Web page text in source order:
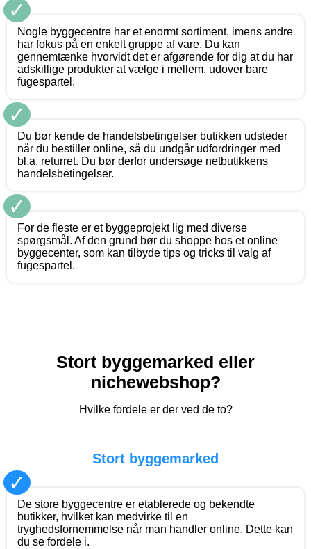
✓
Nogle byggecentre har et enormt sortiment, imens andre
har fokus på en enkelt gruppe af vare. Du kan
gennemtænke hvorvidt det er afgørende for dig at du har
adskillige produkter at vælge i mellem, udover bare
fugespartel.
✓
Du bør kende de handelsbetingelser butikken udsteder
når du bestiller online, så du undgår udfordringer med
bl.a. returret. Du bør derfor undersøge netbutikkens
handelsbetingelser.
✓
For de fleste er et byggeprojekt lig med diverse
spørgsmål. Af den grund bør du shoppe hos et online
byggecenter, som kan tilbyde tips og tricks til valg af
fugespartel.
Stort byggemarked eller
nichewebshop?
Hvilke fordele er der ved de to?
Stort byggemarked
✓
De store byggecentre er etablerede og bekendte
butikker, hvilket kan medvirke til en
tryghedsfornemmelse når man handler online. Dette kan
du se fordele i.